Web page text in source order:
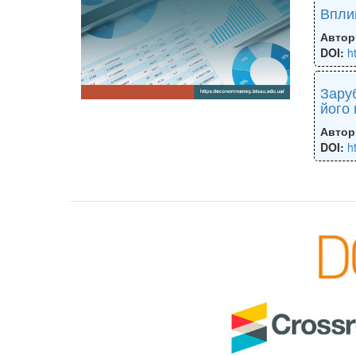
DOI:
його
DOI: